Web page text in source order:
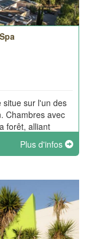
situe sur l'un des
Chambres avec
forêt, alliant
Plus d'infos